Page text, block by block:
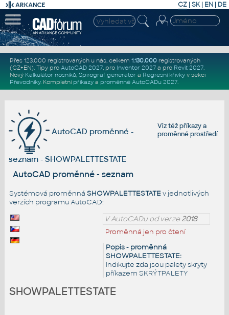
CZ | SK| EN | DE
Přes 123.000 registrovaných u nás, celkem 1.130.000registrovaných
(CZ+EN). Tipy pro AutoCAD 2027, pro Inventor 2027a pro Revit 2027.
Nový Kalkulátor nosníků, Spirograf generátor a Regresní křivkyv sekci
Převodníky. Kompletní příkazya proměnné AutoCADu 2027.
Viz téžpříkazya
proměnné prostředí
AutoCAD proměnné -
seznam - SHOWPALETTESTATE
AutoCAD proměnné - seznam
Systémová proměnná SHOWPALETTESTATEv jednotlivých
verzích programu AutoCAD:
V AutoCADu od verze2018
Proměnná jen pro čtení
Popis - proměnná
SHOWPALETTESTATE:
Indikujte zda jsou palety skryty
příkazem SKRÝTPALETY
SHOWPALETTESTATE